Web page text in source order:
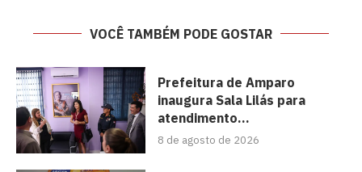
VOCÊ TAMBÉM PODE GOSTAR
Prefeitura de Amparo
inaugura Sala Lilás para
atendimento...
8 de agosto de 2026